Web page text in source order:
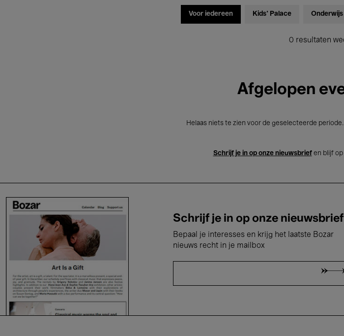
Voor iedereen Kids’ Palace Onderwijs
0 resultaten
Afgelopen
Helaas niets te zien voor de geselecteerde
Schrijf je in op onze nieuwsbriefen blijf op
Schrijf je in op onze nieuwsbrief
Bepaal je interesses en krijg het laatste Bozar
nieuws recht in je mailbox